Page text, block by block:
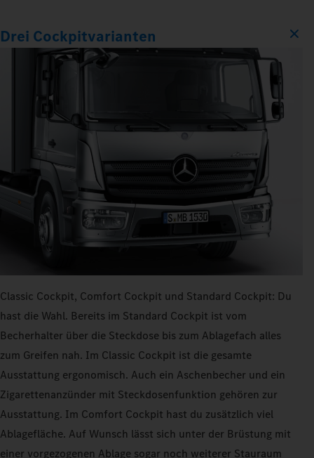
Drei Cockpitvarianten
Classic Cockpit, Comfort Cockpit und Standard Cockpit: Du
hast die Wahl. Bereits im Standard Cockpit ist vom
Becherhalter über die Steckdose bis zum Ablagefach alles
zum Greifen nah. Im Classic Cockpit ist die gesamte
Ausstattung ergonomisch. Auch ein Aschenbecher und ein
Zigarettenanzünder mit Steckdosenfunktion gehören zur
Ausstattung. Im Comfort Cockpit hast du zusätzlich viel
Ablagefläche. Auf Wunsch lässt sich unter der Brüstung mit
einer vorgezogenen Ablage sogar noch weiterer Stauraum